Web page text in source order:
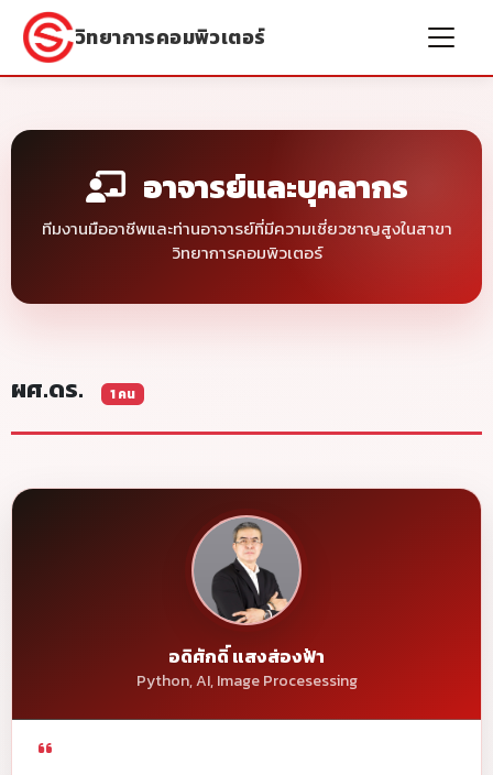
วิทยาการคอมพิวเตอร์
อาจารย์และบุคลากร
ทีมงานมืออาชีพและท่านอาจารย์ที่มีความเชี่ยวชาญสูงในสาขา
วิทยาการคอมพิวเตอร์
ผศ.ดร. 1 คน
อดิศักดิ์ แสงส่องฟ้า
Python, AI, Image Procesessing